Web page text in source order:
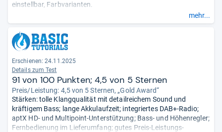
einstellbar, Farbvarianten.
Contra: ein WLAN, kein AirPlay, kein NFC, kein USB-Port zur
Musikwiedergabe, keine App-Bedienung, keine voreingestellten
Soundmodi, keine Powerbank-Funktion, Antenne fest verbaut.“
mehr...
Erschienen: 24.11.2025
Details zum Test
91 von 100 Punkten; 4,5 von 5 Sternen
Preis/Leistung: 4,5 von 5 Sternen, „Gold Award“
Stärken: tolle Klangqualität mit detailreichem Sound und
kräftigem Bass; lange Akkulaufzeit; integriertes DAB+-Radio;
aptX HD- und Multipoint-Unterstützung; Bass- und Höhenregler;
Fernbedienung im Lieferumfang; gutes Preis-Leistungs-